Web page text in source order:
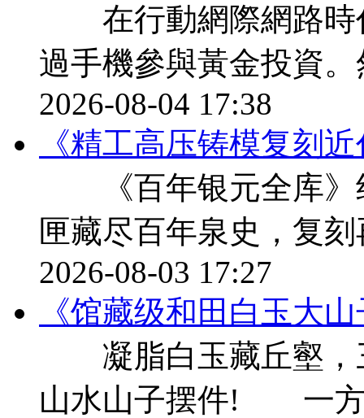
在行動網際網路時
過手機參與黃金投資
2026-08-04 17:38
《精工高压铸模复刻
《百年银元全库
匣藏尽百年泉史，复
2026-08-03 17:27
《馆藏级和田白玉大
凝脂白玉藏丘壑，
山水山子摆件! 一方